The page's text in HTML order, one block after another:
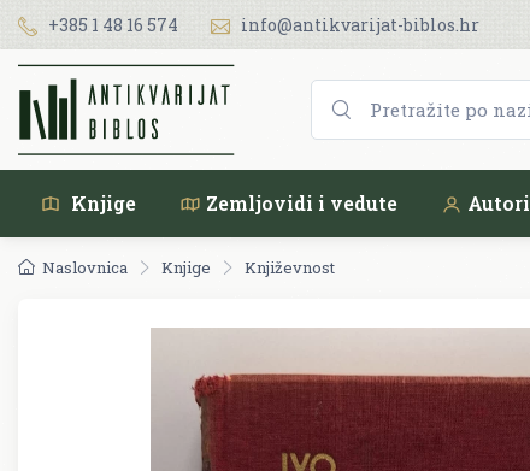
+385 1 48 16 574 info@antikvarijat-biblos.hr
Knjige Zemljovidi i vedute Autori
Naslovnica Knjige Književnost